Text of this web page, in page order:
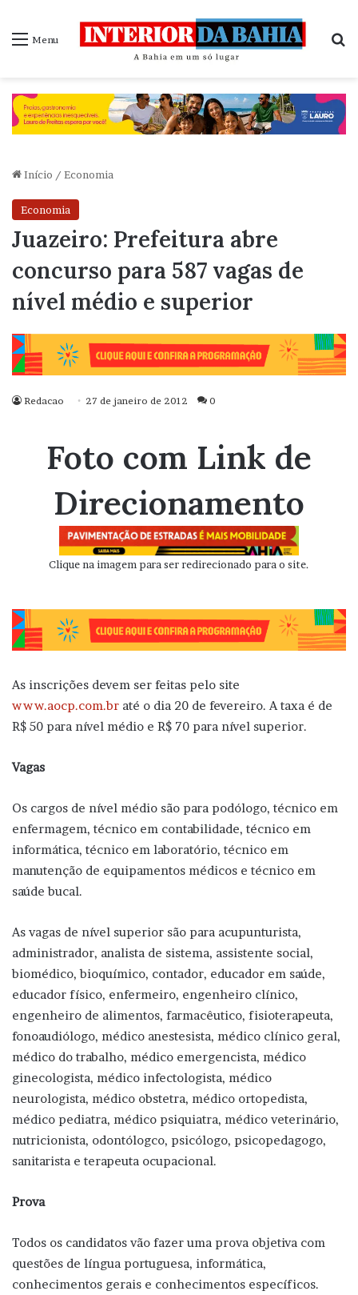
Menu
Início / Economia
Economia
Juazeiro: Prefeitura abre
concurso para 587 vagas de
nível médio e superior
Redacao 27 de janeiro de 2012 0
Foto com Link de
Direcionamento
Clique na imagem para ser redirecionado para o site.
As inscrições devem ser feitas pelo site
www.aocp.com.br até o dia 20 de fevereiro. A taxa é de
R$ 50 para nível médio e R$ 70 para nível superior.
Vagas
Os cargos de nível médio são para podólogo, técnico em
enfermagem, técnico em contabilidade, técnico em
informática, técnico em laboratório, técnico em
manutenção de equipamentos médicos e técnico em
saúde bucal.
As vagas de nível superior são para acupunturista,
administrador, analista de sistema, assistente social,
biomédico, bioquímico, contador, educador em saúde,
educador físico, enfermeiro, engenheiro clínico,
engenheiro de alimentos, farmacêutico, fisioterapeuta,
fonoaudiólogo, médico anestesista, médico clínico geral,
médico do trabalho, médico emergencista, médico
ginecologista, médico infectologista, médico
neurologista, médico obstetra, médico ortopedista,
médico pediatra, médico psiquiatra, médico veterinário,
nutricionista, odontólogco, psicólogo, psicopedagogo,
sanitarista e terapeuta ocupacional.
Prova
Todos os candidatos vão fazer uma prova objetiva com
questões de língua portuguesa, informática,
conhecimentos gerais e conhecimentos específicos.